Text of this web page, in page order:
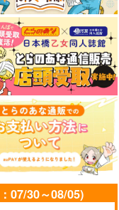
07/30～08/05)